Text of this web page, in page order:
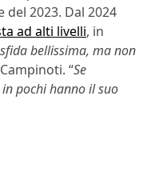
2023. Dal 2024
ad alti livelli, in
bellissima, ma non
“Se
pochi hanno il suo